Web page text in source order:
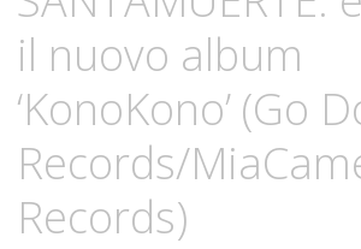
il nuovo album
‘KonoKono’ (Go
Records/
Records)